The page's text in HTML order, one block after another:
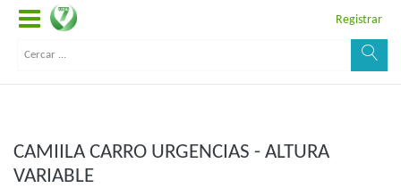
Registrar
CAMIILA CARRO URGENCIAS - ALTURA
VARIABLE